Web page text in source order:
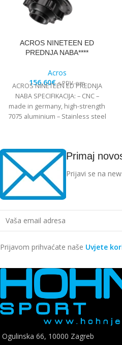
ACROS NINETEEN ED
PREDNJA NABA****
Acros
156,60€ s PDV-om
ACROS NINETEEN ED PREDNJA
NABA SPECIFIKACIJA: – CNC –
made in germany, high-strength
7075 aluminium – Stainless steel
Primaj
Prijavi se na
Prijavom prihvaćate naše Uvjete
Ogulinska 66, 10000 Zagreb